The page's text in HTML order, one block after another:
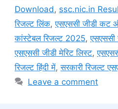
Download , ssc.nic.in
रिजल्ट लिंक,एसएससी जीडी
कांस्टेबल रिजल्ट 2025,
एसएससी जीडी मेरिट लिस्ट,
रिजल्ट हिंदी में,सरकारी रिजल्ट
Leave a comment